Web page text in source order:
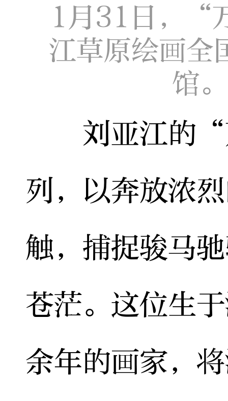
1月31日，“
江草原绘画
馆
刘亚江的“
列，以奔放浓
触，捕捉骏马
苍茫。这位生
余年的画家，